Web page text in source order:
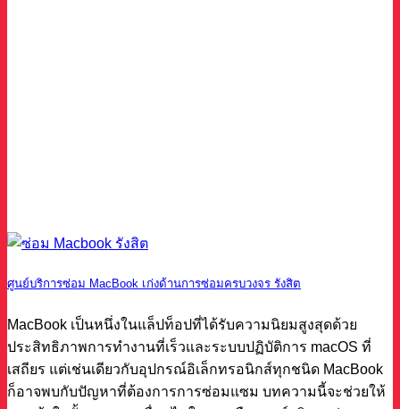
ศูนย์บริการซ่อม MacBook เก่งด้านการซ่อมครบวงจร รังสิต
MacBook เป็นหนึ่งในแล็ปท็อปที่ได้รับความนิยมสูงสุดด้วย
ประสิทธิภาพการทำงานที่เร็วและระบบปฏิบัติการ macOS ที่
เสถียร แต่เช่นเดียวกับอุปกรณ์อิเล็กทรอนิกส์ทุกชนิด MacBook
ก็อาจพบกับปัญหาที่ต้องการการซ่อมแซม บทความนี้จะช่วยให้